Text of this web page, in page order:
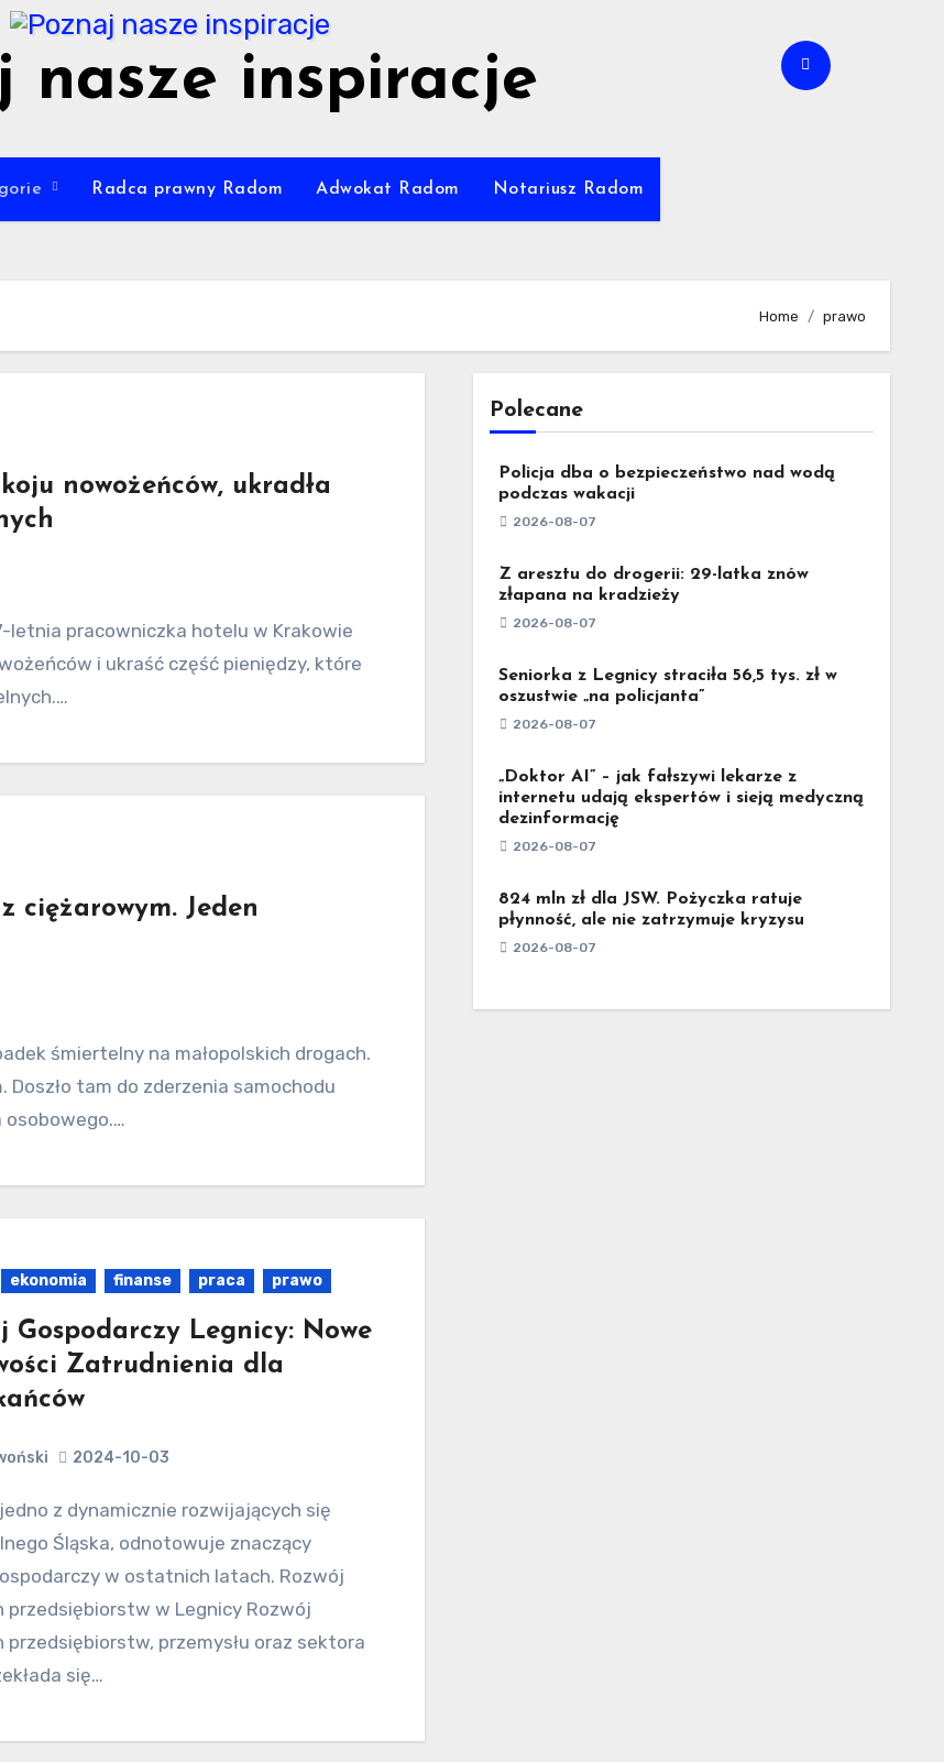
nasze inspiracje
Radca prawny Radom Adwokat Radom Notariusz Radom
Home prawo
nowożeńców, ukradła
i ukraść część pieniędzy, które
ciężarowym. Jeden
tam do zderzenia samochodu
osobowego.…
ekonomia finanse praca prawo
Gospodarczy Legnicy: Nowe
Zatrudnienia dla
2024-10-03
Śląska, odnotowuje znaczący
w ostatnich latach. Rozwój
przedsiębiorstw w Legnicy Rozwój
przedsiębiorstw, przemysłu oraz sektora
się…
Polecane
Policja dba o bezpieczeństwo nad wodą
podczas wakacji
2026-08-07
Z aresztu do drogerii: 29-latka znów
złapana na kradzieży
2026-08-07
Seniorka z Legnicy straciła 56,5 tys. zł w
oszustwie „na policjanta”
2026-08-07
„Doktor AI” – jak fałszywi lekarze z
internetu udają ekspertów i sieją medyczną
dezinformację
2026-08-07
824 mln zł dla JSW. Pożyczka ratuje
płynność, ale nie zatrzymuje kryzysu
2026-08-07